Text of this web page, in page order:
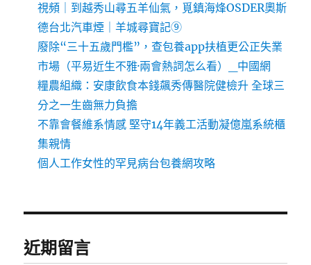
視頻｜到越秀山尋五羊仙氣，覓鎮海烽OSDER奧斯
德台北汽車煙｜羊城尋寶記⑨
廢除“三十五歲門檻”，查包養app扶植更公正失業
市場（平易近生不雅·兩會熱詞怎么看）_中國網
糧農組織：安康飲食本錢飆秀傳醫院健檢升 全球三
分之一生齒無力負擔
不靠會餐維系情感 堅守14年義工活動凝億嵐系統櫃
集親情
個人工作女性的罕見病台包養網攻略
近期留言